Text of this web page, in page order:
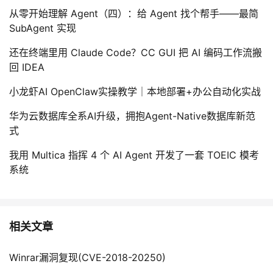
从零开始理解 Agent（四）：给 Agent 找个帮手——最简
SubAgent 实现
还在终端里用 Claude Code？CC GUI 把 AI 编码工作流搬
回 IDEA
小龙虾AI OpenClaw实操教学｜本地部署+办公自动化实战
华为云数据库全系AI升级，拥抱Agent-Native数据库新范
式
我用 Multica 指挥 4 个 AI Agent 开发了一套 TOEIC 模考
系统
相关文章
Winrar漏洞复现(CVE-2018-20250)